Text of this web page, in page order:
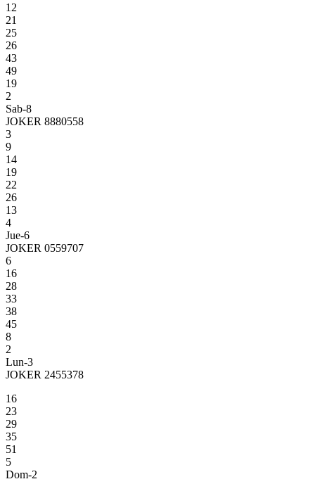
12
21
25
26
43
49
19
2
Sab-8
JOKER 8880558
3
9
14
19
22
26
13
4
Jue-6
JOKER 0559707
6
16
28
33
38
45
8
2
Lun-3
JOKER 2455378
16
23
29
35
51
5
Dom-2